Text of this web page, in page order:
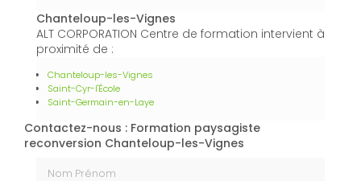
Chanteloup-les-Vignes
ALT CORPORATION Centre de formation intervient à
proximité de :
Chanteloup-les-Vignes
Saint-Cyr-l'École
Saint-Germain-en-Laye
Contactez-nous : Formation paysagiste
reconversion Chanteloup-les-Vignes